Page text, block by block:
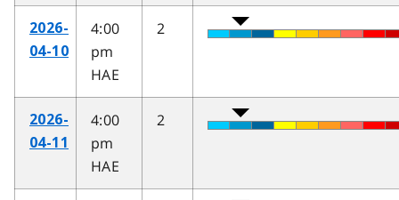
2026-
04-10
4:00
pm
HAE
2
2026-
04-11
4:00
pm
HAE
2